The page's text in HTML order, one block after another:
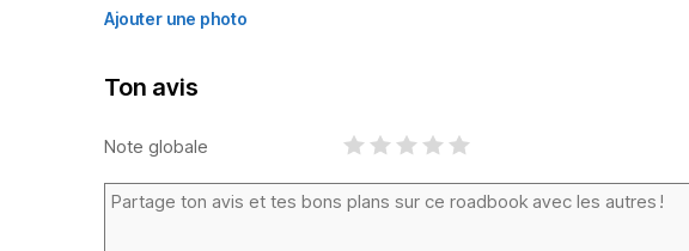
Ajouter une photo
Ton avis
Note globale